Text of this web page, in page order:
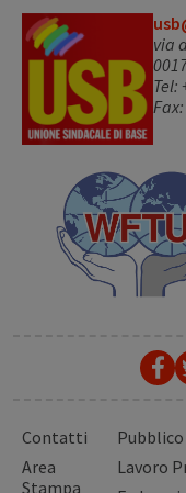
via
Tel:
Contatti
Area
Stampa
Lavoro